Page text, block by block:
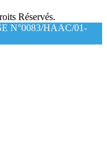
Réservés.
N°0083/HAAC/01-